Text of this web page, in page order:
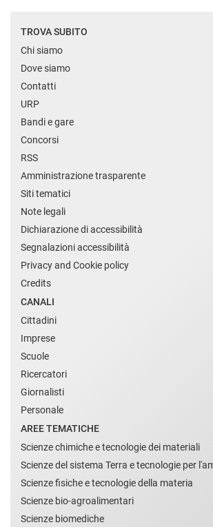
TROVA SUBITO
Chi siamo
Dove siamo
Contatti
URP
Bandi e gare
Concorsi
RSS
Amministrazione trasparente
Siti tematici
Note legali
Dichiarazione di accessibilità
Segnalazioni accessibilità
Privacy and Cookie policy
Credits
CANALI
Cittadini
Imprese
Scuole
Ricercatori
Giornalisti
Personale
AREE TEMATICHE
Scienze chimiche e tecnologie dei materiali
Scienze del sistema Terra e tecnologie per
Scienze fisiche e tecnologie della materia
Scienze bio-agroalimentari
Scienze biomediche